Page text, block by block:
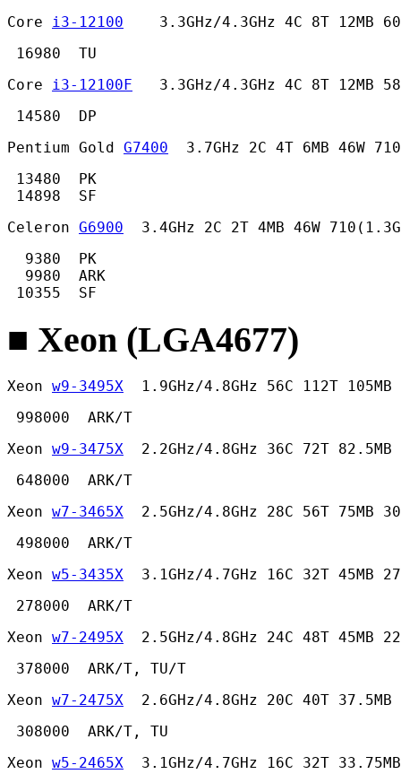
Core i3-12100
3.3GHz/4.3GHz 4C 8T 12MB
16980  TU
Core i3-12100F
3.3GHz/4.3GHz 4C 8T 12MB
14580  DP
Pentium Gold G7400
3.7GHz 2C 4T 6MB 46W
13480  PK
14898  SF
Celeron G6900
3.4GHz 2C 2T 4MB 46W
  9380  PK
  9980  ARK
10355  SF
■ Xeon (LGA4677)
Xeon w9-3495X
1.9GHz/4.8GHz 56C 112T 105MB
998000  ARK/T
Xeon w9-3475X
2.2GHz/4.8GHz 36C 72T 82.5MB
648000  ARK/T
Xeon w7-3465X
2.5GHz/4.8GHz 28C 56T 75MB
498000  ARK/T
Xeon w5-3435X
3.1GHz/4.7GHz 16C 32T 45MB
278000  ARK/T
Xeon w7-2495X
2.5GHz/4.8GHz 24C 48T 45MB
378000  ARK/T, TU/T
Xeon w7-2475X
2.6GHz/4.8GHz 20C 40T 37.5MB
308000  ARK/T, TU
Xeon w5-2465X
3.1GHz/4.7GHz 16C 32T